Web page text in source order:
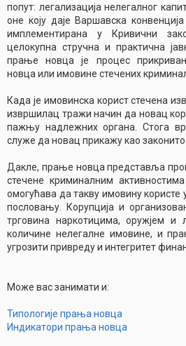
попут: легализација нелегалног
оне коју даје Варшавска
имплементирана у Кривични
целокупна стручна и практична
прање новца је процес
новца или имовине стечених
Када је имовинска корист стечена
извршилац тражи начин да новац
пажњу надлежних органа. Стога
служе да новац прикажу као законито
Дакле, прање новца представља
стечене криминалним
омогућава да такву имовину
пословању. Корупција и
трговина наркотицима, оружјем и
количине нелегалне имовине, и
угрозити привреду и интегритет
Може вас занимати и:
Типологије прања новца
Индикатори прања новца